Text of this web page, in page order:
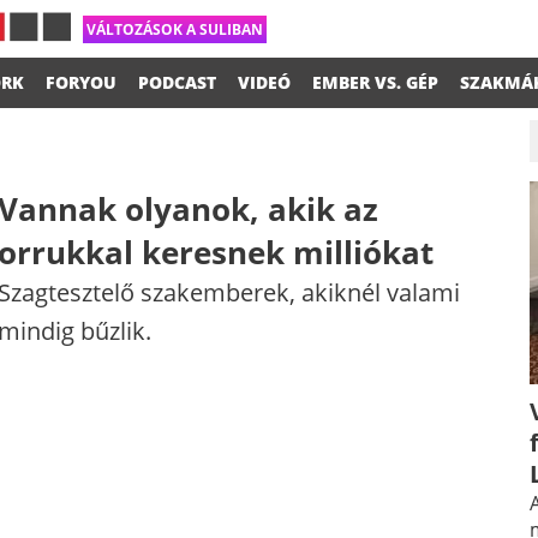
VÁLTOZÁSOK A SULIBAN
FORYOU PODCAST VIDEÓ EMBER VS. GÉP
olyanok, akik az
keresnek milliókat
szakemberek, akiknél valami
bűzlik.